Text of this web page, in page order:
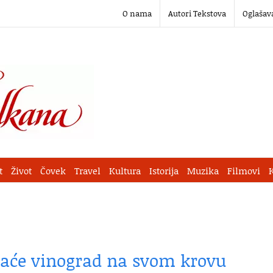
O nama Autori Tekstova
Život Čovek Travel Kultura Istorija Muzika Filmovi
vinograd na svom krovu